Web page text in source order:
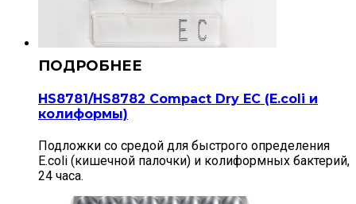
HS8781/HS8782 Compact Dry EС (E.coli и
колиформы)
Подложки со средой для быстрого определения
E.coli (кишечной палочки) и колиформных бактерий,
24 часа.